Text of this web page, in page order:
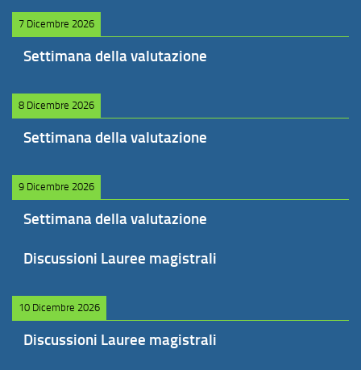
7 Dicembre 2026
Settimana della valutazione
8 Dicembre 2026
Settimana della valutazione
9 Dicembre 2026
Settimana della valutazione
Discussioni Lauree magistrali
10 Dicembre 2026
Discussioni Lauree magistrali